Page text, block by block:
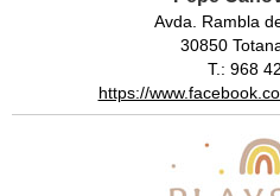
Avda. Rambla
30850
T.: 968
https://